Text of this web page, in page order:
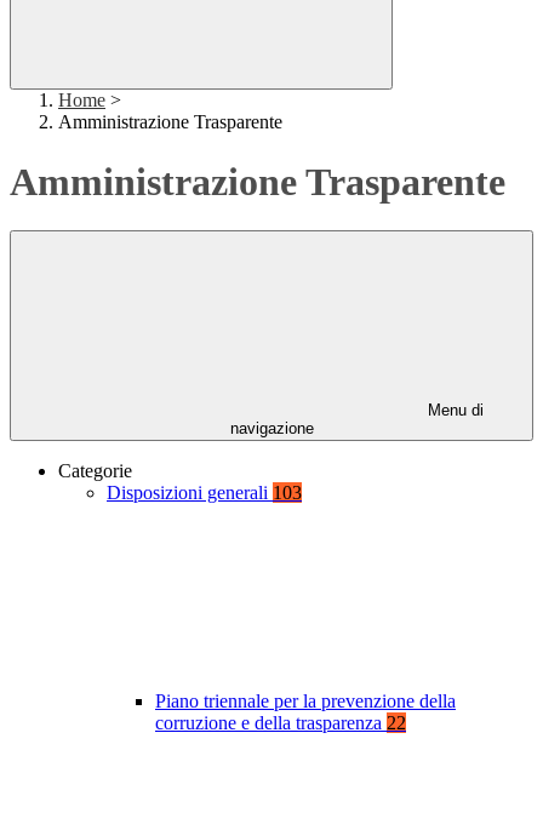
Home >
Amministrazione Trasparente
Amministrazione Trasparente
Menu di
navigazione
Categorie
Disposizioni generali 103
Piano triennale per la prevenzione della
corruzione e della trasparenza 22